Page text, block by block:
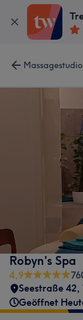
Robyn's Spa
4,9
Seestraße 42,
Geöffnet